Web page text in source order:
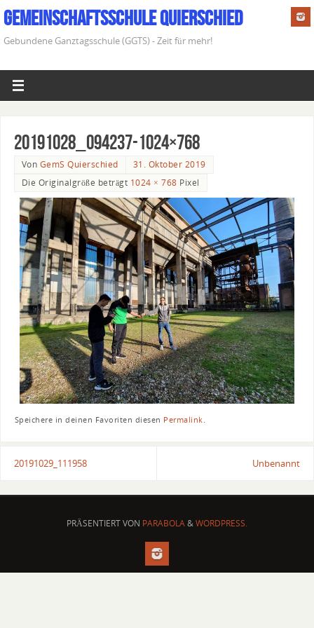
Gemeinschaftsschule Quierschied
Gebundene Ganztagsschule (GGTS) - Zeit für mehr!
20191028_094237-1024×768
Von GemS Quierschied
31. Oktober 2019
Die Originalgröße beträgt 1024 × 768 Pixel
Speichere in deinen Favoriten diesen Permalink.
20191029_111958 Unbenannt
PRÄSENTIERT VON PARABOLA&WORDPRESS.